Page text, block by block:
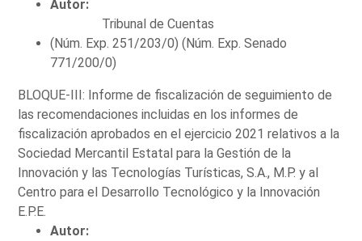
Autor:
Tribunal de Cuentas
(Núm. Exp. 251/203/0) (Núm. Exp. Senado
771/200/0)
BLOQUE-III: Informe de fiscalización de seguimiento de
las recomendaciones incluidas en los informes de
fiscalización aprobados en el ejercicio 2021 relativos a la
Sociedad Mercantil Estatal para la Gestión de la
Innovación y las Tecnologías Turísticas, S.A., M.P. y al
Centro para el Desarrollo Tecnológico y la Innovación
E.P.E.
Autor: